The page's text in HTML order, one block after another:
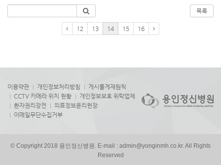
목록
12 13 14 15 16
이용약관 개인정보처리방침
게시물게재원칙
CCTV 카메라 위치 현황
개인정보보호 위탁업체
환자권리장전
의료정보윤리헌장
이메일무단수집거부
© Copyright 2018 용인정신병원. E-mail : admin@yonginmh.co.kr. All Rights
Reserved